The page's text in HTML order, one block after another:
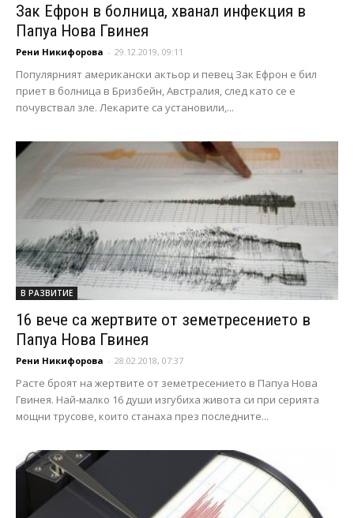
Зак Ефрон в болница, хванал инфекция в
Папуа Нова Гвинея
Рени Никифорова - 29.12.2019, 09:11
Популярният американски актьор и певец Зак Ефрон е бил
приет в болница в Бризбейн, Австралия, след като се е
почувствал зле. Лекарите са установили,...
В РАЗВИТИЕ
16 вече са жертвите от земетресението в
Папуа Нова Гвинея
Рени Никифорова - 28.02.2018, 07:37
Расте броят на жертвите от земетресението в Папуа Нова
Гвинея. Най-малко 16 души изгубиха живота си при серията
мощни трусове, които станаха през последните...